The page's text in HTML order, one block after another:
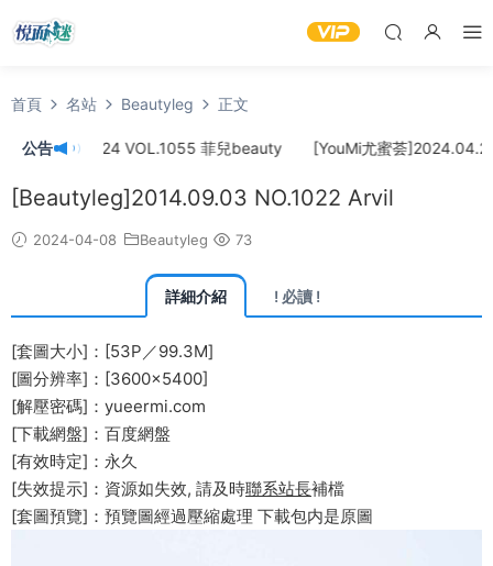
首頁 名站 Beautyleg 正文
公告
]2024.04.24 VOL.1055 菲兒beauty [YouMi尤蜜荟]2024.04.22
[Beautyleg]2014.09.03 NO.1022 Arvil
2024-04-08 Beautyleg 73
詳細介紹 ! 必讀 !
[套圖大小]：[53P／99.3M]
[圖分辨率]：[3600×5400]
[解壓密碼]：yueermi.com
[下載網盤]：百度網盤
[有效時定]：永久
[失效提示]：資源如失效, 請及時聯系站長補檔
[套圖預覽]：預覽圖經過壓縮處理 下載包内是原圖